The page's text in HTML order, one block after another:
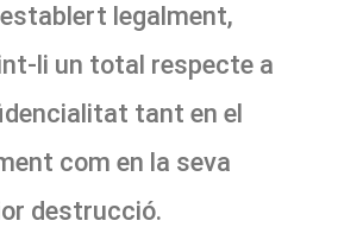
legalment,
li un total respecte a
tant en el
com en la seva
destrucció.